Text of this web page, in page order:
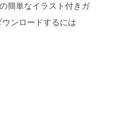
簡単なイラスト付きガ
ンロードするには